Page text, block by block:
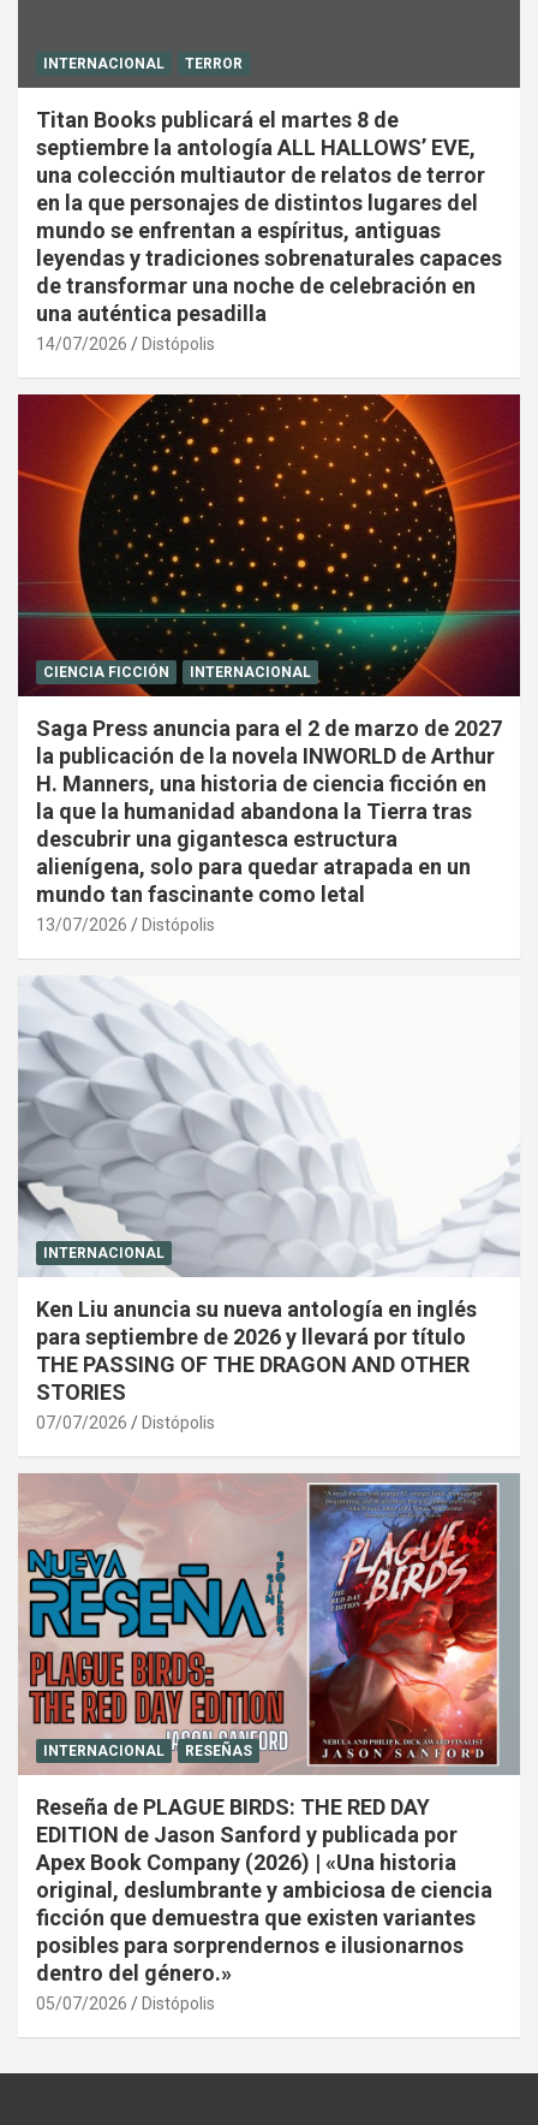
INTERNACIONAL TERROR
Titan Books publicará el martes 8 de
septiembre la antología ALL HALLOWS’ EVE,
una colección multiautor de relatos de terror
en la que personajes de distintos lugares del
mundo se enfrentan a espíritus, antiguas
leyendas y tradiciones sobrenaturales capaces
de transformar una noche de celebración en
una auténtica pesadilla
14/07/2026 Distópolis
CIENCIA FICCIÓN INTERNACIONAL
Saga Press anuncia para el 2 de marzo de 2027
la publicación de la novela INWORLD de Arthur
H. Manners, una historia de ciencia ficción en
la que la humanidad abandona la Tierra tras
descubrir una gigantesca estructura
alienígena, solo para quedar atrapada en un
mundo tan fascinante como letal
13/07/2026 Distópolis
INTERNACIONAL
Ken Liu anuncia su nueva antología en inglés
para septiembre de 2026 y llevará por título
THE PASSING OF THE DRAGON AND OTHER
STORIES
07/07/2026 Distópolis
INTERNACIONAL RESEÑAS
Reseña de PLAGUE BIRDS: THE RED DAY
EDITION de Jason Sanford y publicada por
Apex Book Company (2026) | «Una historia
original, deslumbrante y ambiciosa de ciencia
ficción que demuestra que existen variantes
posibles para sorprendernos e ilusionarnos
dentro del género.»
05/07/2026 Distópolis